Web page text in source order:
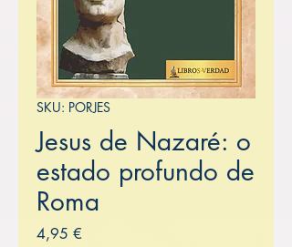
SKU: PORJES
Jesus de Nazaré: o
estado profundo de
Roma
4,95 €